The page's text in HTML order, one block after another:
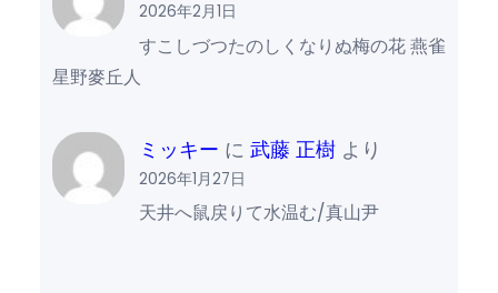
2026年2月1日
すこしづつたのしくなりぬ梅の花 燕雀
星野麥丘人
ミッキー に武藤 正樹 より
2026年1月27日
天井へ鼠戻りて水温む/真山尹